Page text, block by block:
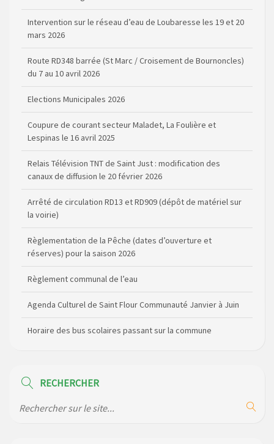
Intervention sur le réseau d’eau de Loubaresse les 19 et 20
mars 2026
Route RD348 barrée (St Marc / Croisement de Bournoncles)
du 7 au 10 avril 2026
Elections Municipales 2026
Coupure de courant secteur Maladet, La Foulière et
Lespinas le 16 avril 2025
Relais Télévision TNT de Saint Just : modification des
canaux de diffusion le 20 février 2026
Arrêté de circulation RD13 et RD909 (dépôt de matériel sur
la voirie)
Règlementation de la Pêche (dates d’ouverture et
réserves) pour la saison 2026
Règlement communal de l’eau
Agenda Culturel de Saint Flour Communauté Janvier à Juin
Horaire des bus scolaires passant sur la commune
du mois de avril 2026
RECHERCHER